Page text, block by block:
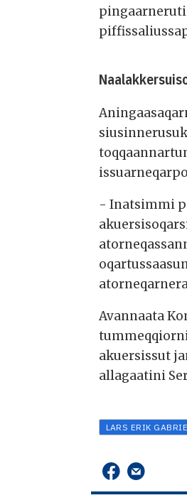
- Inatsimmi
Avannaata
akuersissut
allagaatini
LARS ERIK